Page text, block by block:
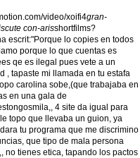
video/xoifi4gran-
con-arisshortfilms?
escrit:"Porque lo copies en todos
porque lo que cuentas es
qe es ilegal pues vete a un
, tapaste mi llamada en tu estafa
carolina sobe,(que trabajaba en
en una gala de
4 site da igual para
topo que llevaba un guion, ya
tu programa que me discrimino
que tipo de mala persona
no tienes etica, tapando los pactos